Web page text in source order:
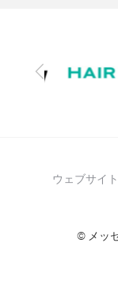
前
へ
ウェブサイ
© メッ